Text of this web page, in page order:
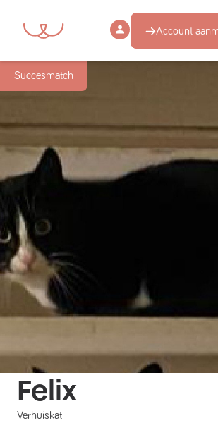
Account
Succesmatch
Felix
Verhuiskat